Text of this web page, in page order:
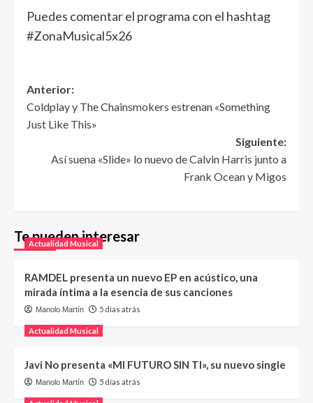
Puedes comentar el programa con el hashtag
#ZonaMusical5x26
Anterior:
Coldplay y The Chainsmokers estrenan «Something
Just Like This»
Siguiente:
Así suena «Slide» lo nuevo de Calvin Harris junto a
Frank Ocean y Migos
Te pueden interesar
Actualidad Musical
RAMDEL presenta un nuevo EP en acústico, una
mirada íntima a la esencia de sus canciones
Manolo Martín 5 días atrás
Actualidad Musical
Javi No presenta «MI FUTURO SIN TI», su nuevo single
Manolo Martín 5 días atrás